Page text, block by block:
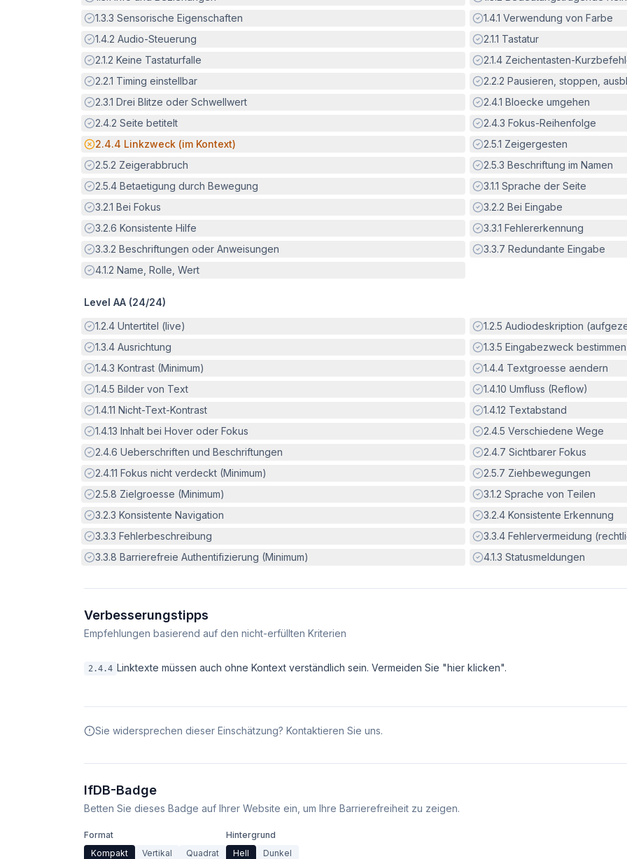
Erfüllt:
1.3.3 Sensorische Eigenschaften Erfüllt:
1.4.1 Verwendung von Farbe
Erfüllt:
1.4.2 Audio-Steuerung Erfüllt:
2.1.1 Tastatur
Erfüllt:
2.1.2 Keine Tastaturfalle Erfüllt:
2.1.4 Zeichentasten-
Erfüllt:
2.2.1 Timing einstellbar Erfüllt:
2.2.2 Pausieren, stoppen,
Erfüllt:
2.3.1 Drei Blitze oder Schwellwert Erfüllt:
2.4.1 Bloecke umgehen
Erfüllt:
2.4.2 Seite betitelt Erfüllt:
2.4.3 Fokus-Reihenfolge
Potenzielle Barriere:
2.4.4 Linkzweck (im Kontext) Erfüllt:
2.5.1 Zeigergesten
Erfüllt:
2.5.2 Zeigerabbruch Erfüllt:
2.5.3 Beschriftung im Namen
Erfüllt:
2.5.4 Betaetigung durch Bewegung Erfüllt:
3.1.1 Sprache der Seite
Erfüllt:
3.2.1 Bei Fokus Erfüllt:
3.2.2 Bei Eingabe
Erfüllt:
3.2.6 Konsistente Hilfe Erfüllt:
3.3.1 Fehlererkennung
Erfüllt:
3.3.2 Beschriftungen oder Anweisungen Erfüllt:
3.3.7 Redundante Eingabe
Erfüllt:
4.1.2 Name, Rolle, Wert
Level AA (24/24)
Erfüllt:
1.2.4 Untertitel (live) Erfüllt:
1.2.5 Audiodeskription
Erfüllt:
1.3.4 Ausrichtung Erfüllt:
1.3.5 Eingabezweck bestimmen
Erfüllt:
1.4.3 Kontrast (Minimum) Erfüllt:
1.4.4 Textgroesse aendern
Erfüllt:
1.4.5 Bilder von Text Erfüllt:
1.4.10 Umfluss (Reflow)
Erfüllt:
1.4.11 Nicht-Text-Kontrast Erfüllt:
1.4.12 Textabstand
Erfüllt:
1.4.13 Inhalt bei Hover oder Fokus Erfüllt:
2.4.5 Verschiedene Wege
Erfüllt:
2.4.6 Ueberschriften und Beschriftungen Erfüllt:
2.4.7 Sichtbarer Fokus
Erfüllt:
2.4.11 Fokus nicht verdeckt (Minimum) Erfüllt:
2.5.7 Ziehbewegungen
Erfüllt:
2.5.8 Zielgroesse (Minimum) Erfüllt:
3.1.2 Sprache von Teilen
Erfüllt:
3.2.3 Konsistente Navigation Erfüllt:
3.2.4 Konsistente Erkennung
Erfüllt:
3.3.3 Fehlerbeschreibung Erfüllt:
3.3.4 Fehlervermeidung
Erfüllt:
3.3.8 Barrierefreie Authentifizierung (Minimum) Erfüllt:
4.1.3 Statusmeldungen
Verbesserungstipps
Empfehlungen basierend auf den nicht-erfüllten Kriterien
2.4.4 Linktexte müssen auch ohne Kontext verständlich sein. Vermeiden Sie "hier klicken".
Sie widersprechen dieser Einschätzung? Kontaktieren Sie uns.
IfDB-Badge
Betten Sie dieses Badge auf Ihrer Website ein, um Ihre Barrierefreiheit zu zeigen.
Format
Kompakt
Vertikal Quadrat
Hintergrund
Hell
Dunkel